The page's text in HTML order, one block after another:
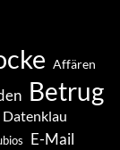
Affären
Betrug
Datenklau
E-Mail